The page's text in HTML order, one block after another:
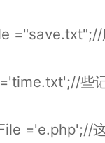
="save.txt";//
些
='e.php';//